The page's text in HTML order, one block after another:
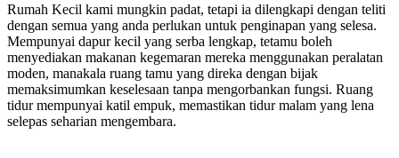
Rumah Kecil kami mungkin padat, tetapi ia dilengkapi dengan teliti
dengan semua yang anda perlukan untuk penginapan yang selesa.
Mempunyai dapur kecil yang serba lengkap, tetamu boleh
menyediakan makanan kegemaran mereka menggunakan peralatan
moden, manakala ruang tamu yang direka dengan bijak
memaksimumkan keselesaan tanpa mengorbankan fungsi. Ruang
tidur mempunyai katil empuk, memastikan tidur malam yang lena
selepas seharian mengembara.